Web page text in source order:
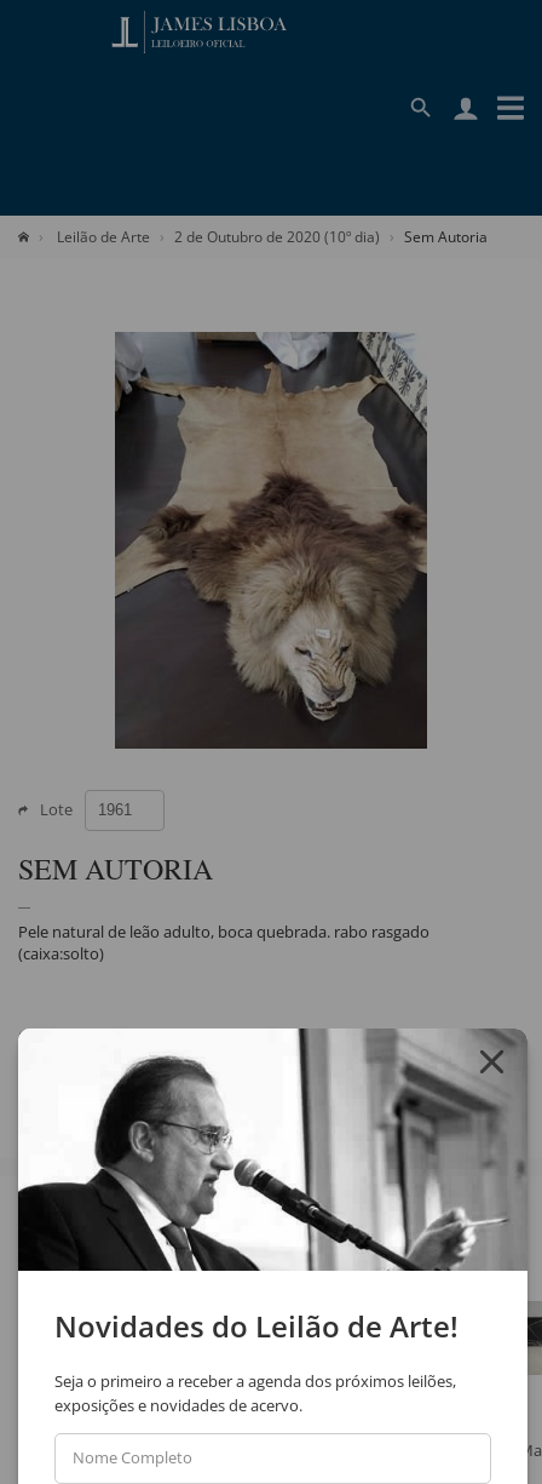
Leilão de Arte 2 de Outubro de 2020 (10º dia) Sem Autoria
Lote
SEM AUTORIA
Pele natural de leão adulto, boca quebrada. rabo rasgado
(caixa:solto)
Compartilhar
Veja também
Fulvio Pennacchi
Sem Título
Novidades do Leilão de Arte!
Seja o primeiro a receber a agenda dos próximos leilões,
exposições e novidades de acervo.
Nome Completo